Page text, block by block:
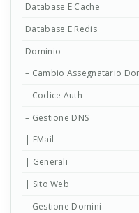
Database E Cache
Database E Redis
Dominio
– Cambio Assegnatario
– Codice Auth
– Gestione DNS
| EMail
| Generali
| Sito Web
– Gestione Domini